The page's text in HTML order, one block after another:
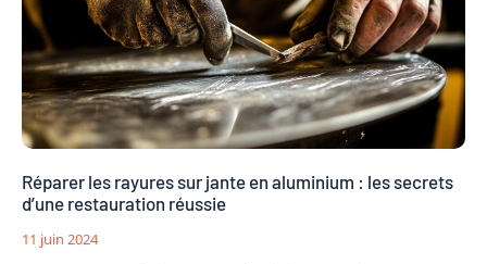
Réparer les rayures sur jante en aluminium : les secrets
d’une restauration réussie
11 juin 2024